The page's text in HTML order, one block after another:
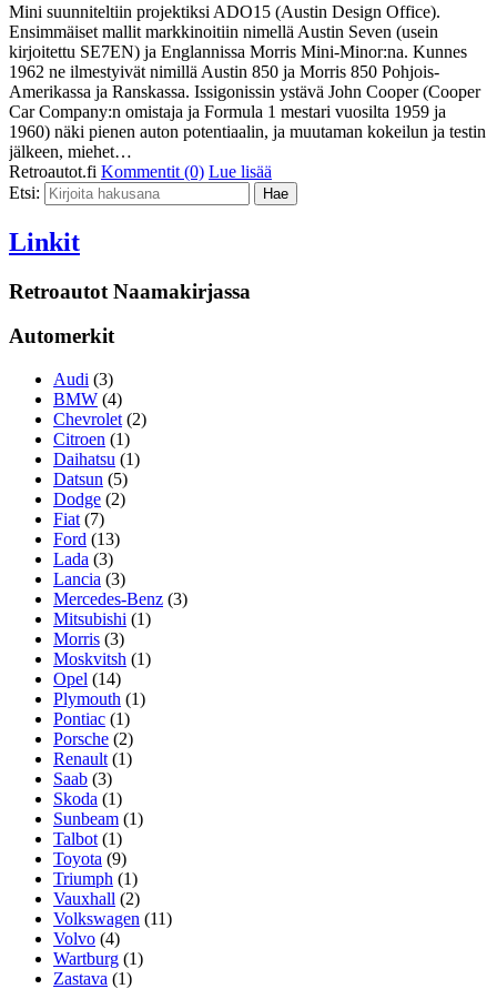
Mini suunniteltiin projektiksi ADO15 (Austin Design Office).
Ensimmäiset mallit markkinoitiin nimellä Austin Seven (usein
kirjoitettu SE7EN) ja Englannissa Morris Mini-Minor:na. Kunnes
1962 ne ilmestyivät nimillä Austin 850 ja Morris 850 Pohjois-
Amerikassa ja Ranskassa. Issigonissin ystävä John Cooper (Cooper
Car Company:n omistaja ja Formula 1 mestari vuosilta 1959 ja
1960) näki pienen auton potentiaalin, ja muutaman kokeilun ja testin
jälkeen, miehet…
Retroautot.fi Kommentit (0) Lue lisää
Etsi:
Linkit
Retroautot Naamakirjassa
Automerkit
Audi (3)
BMW (4)
Chevrolet (2)
Citroen (1)
Daihatsu (1)
Datsun (5)
Dodge (2)
Fiat (7)
Ford (13)
Lada (3)
Lancia (3)
Mercedes-Benz (3)
Mitsubishi (1)
Morris (3)
Moskvitsh (1)
Opel (14)
Plymouth (1)
Pontiac (1)
Porsche (2)
Renault (1)
Saab (3)
Skoda (1)
Sunbeam (1)
Talbot (1)
Toyota (9)
Triumph (1)
Vauxhall (2)
Volkswagen (11)
Volvo (4)
Wartburg (1)
Zastava (1)